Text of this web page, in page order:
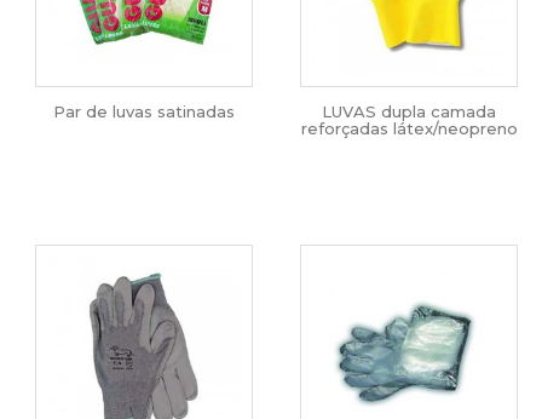
Par de luvas satinadas
LUVAS dupla camada
reforçadas látex/neopreno